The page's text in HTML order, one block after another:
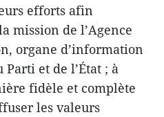
efforts afin
mission de l’Agence
organe d’information
et de l’État ; à
fidèle et complète
les valeurs